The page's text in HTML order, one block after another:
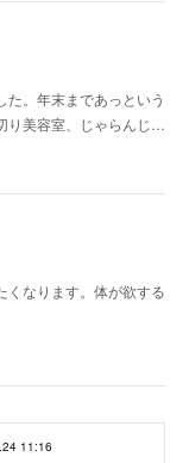
。年末まであっという
り美容室、じゃらんじ…
くなります。体が欲する
11:16